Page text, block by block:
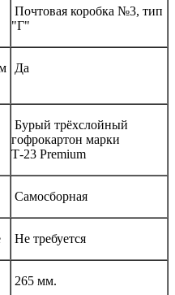
Почтовая коробка №3, тип
"Г"
Да
Бурый трёхслойный
гофрокартон марки
Т-23 Premium
Самосборная
Не требуется
265 мм.